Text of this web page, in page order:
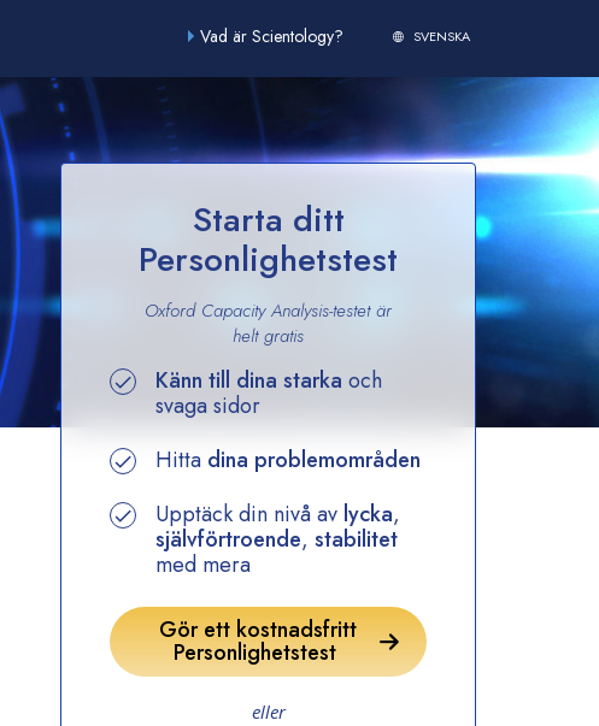
Vad är Scientology? SVENSKA
Starta ditt
Personlighetstest
Oxford Capacity Analysis-testet är
helt gratis
Känn till dina starka och
svaga sidor
Hitta dina problemområden
Upptäck din nivå av lycka,
självförtroende, stabilitet
med mera
Gör ett kostnadsfritt
Personlighetstest
eller